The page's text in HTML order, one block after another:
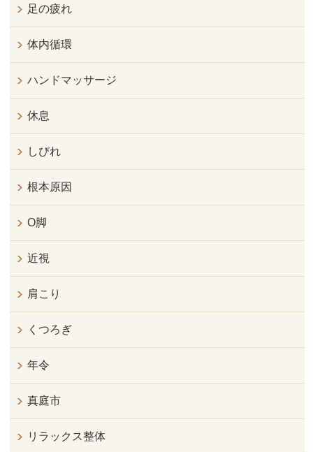
足の疲れ
体内循環
ハンドマッサージ
休息
しびれ
根本原因
O脚
近視
肩こり
くつろぎ
年令
真庭市
リラックス整体